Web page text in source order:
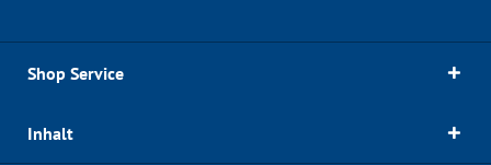
Shop Service
Inhalt